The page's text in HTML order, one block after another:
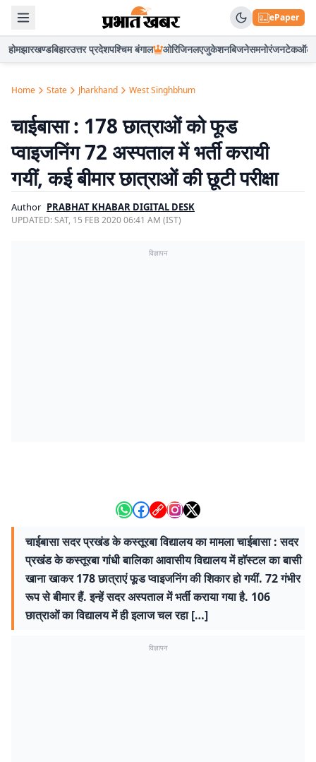
ePaper
होमझारखण्डबिहारउत्तर प्रदेशपश्चिम बंगाल ओरिजिनलएजुकेशनबिजनेसमनोरंजनटेकऑटो
Home State Jharkhand West Singhbhum
चाईबासा : 178 छात्राओं को फूड
प्वाइजनिंग 72 अस्पताल में भर्ती करायी
गयीं, कई बीमार छात्राओं की छूटी परीक्षा
Author PRABHAT KHABAR DIGITAL DESK
UPDATED:SAT, 15 FEB 2020 06:41 AM (IST)
विज्ञापन
चाईबासा सदर प्रखंड के कस्तूरबा विद्यालय का मामला चाईबासा : सदर
प्रखंड के कस्तूरबा गांधी बालिका आवासीय विद्यालय में हाॅस्टल का बासी
खाना खाकर 178 छात्राएं फूड प्वाइजनिंग की शिकार हो गयीं. 72 गंभीर
रूप से बीमार हैं. इन्हें सदर अस्पताल में भर्ती कराया गया है. 106
छात्राओं का विद्यालय में ही इलाज चल रहा […]
विज्ञापन